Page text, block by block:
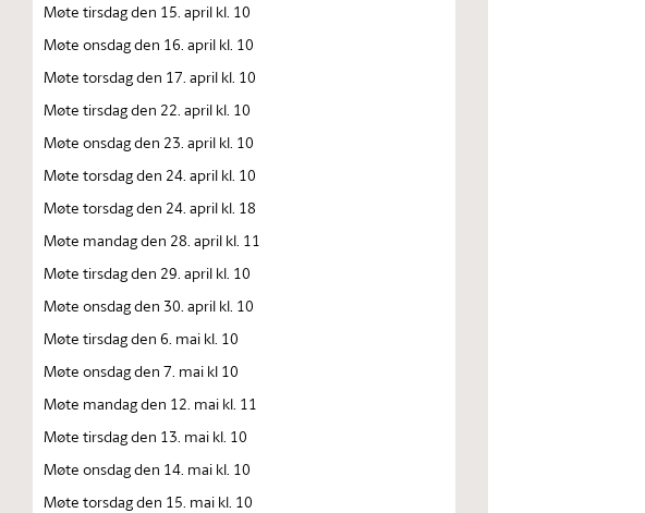
Møte tirsdag den 15. april kl. 10
Møte onsdag den 16. april kl. 10
Møte torsdag den 17. april kl. 10
Møte tirsdag den 22. april kl. 10
Møte onsdag den 23. april kl. 10
Møte torsdag den 24. april kl. 10
Møte torsdag den 24. april kl. 18
Møte mandag den 28. april kl. 11
Møte tirsdag den 29. april kl. 10
Møte onsdag den 30. april kl. 10
Møte tirsdag den 6. mai kl. 10
Møte onsdag den 7. mai kl 10
Møte mandag den 12. mai kl. 11
Møte tirsdag den 13. mai kl. 10
Møte onsdag den 14. mai kl. 10
Møte torsdag den 15. mai kl. 10